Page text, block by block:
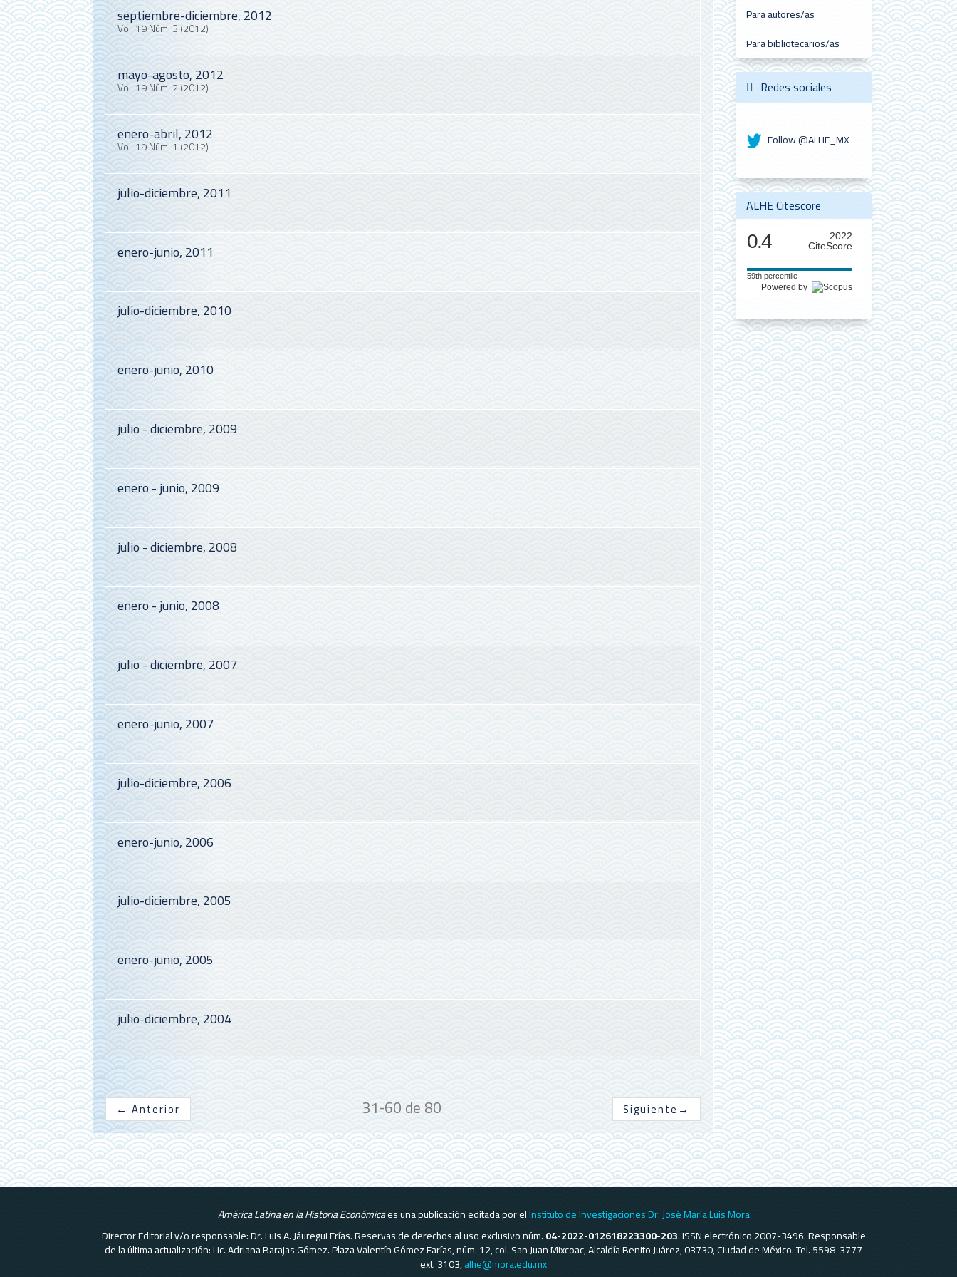
septiembre-diciembre, 2012
Vol. 19 Núm. 3 (2012)
mayo-agosto, 2012
Vol. 19 Núm. 2 (2012)
enero-abril, 2012
Vol. 19 Núm. 1 (2012)
julio-diciembre, 2011
enero-junio, 2011
julio-diciembre, 2010
enero-junio, 2010
julio - diciembre, 2009
enero - junio, 2009
julio - diciembre, 2008
enero - junio, 2008
julio - diciembre, 2007
enero-junio, 2007
julio-diciembre, 2006
enero-junio, 2006
julio-diciembre, 2005
enero-junio, 2005
julio-diciembre, 2004
← Anterior 31-60 de 80 Siguiente →
Para autores/as
Para bibliotecarios/as
Redes sociales
Follow @ALHE_MX
ALHE Citescore
0.4
2022
CiteScore
59th percentile
Powered by
América Latina en la Historia Económicaes una publicación editada por elInstituto de Investigaciones Dr. José María Luis Mora
Director Editorial y/o responsable: Dr. Luis A. Jáuregui Frías. Reservas de derechos al uso exclusivo núm.04-2022-012618223300-203. ISSN electrónico 2007-3496. Responsable
de la última actualización: Lic. Adriana Barajas Gómez. Plaza Valentín Gómez Farías, núm. 12, col. San Juan Mixcoac, Alcaldía Benito Juárez, 03730, Ciudad de México. Tel. 5598-3777
ext. 3103,alhe@mora.edu.mx